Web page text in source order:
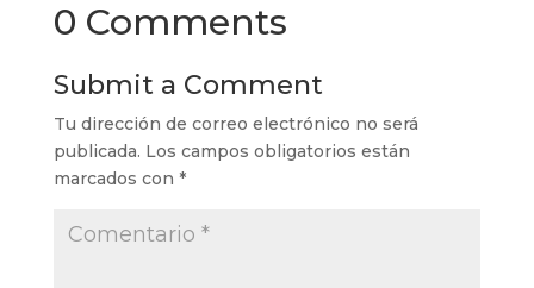
0 Comments
Submit a Comment
Tu dirección de correo electrónico no será
publicada. Los campos obligatorios están
marcados con *